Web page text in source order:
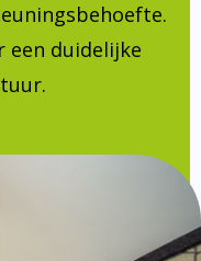
een duidelijke